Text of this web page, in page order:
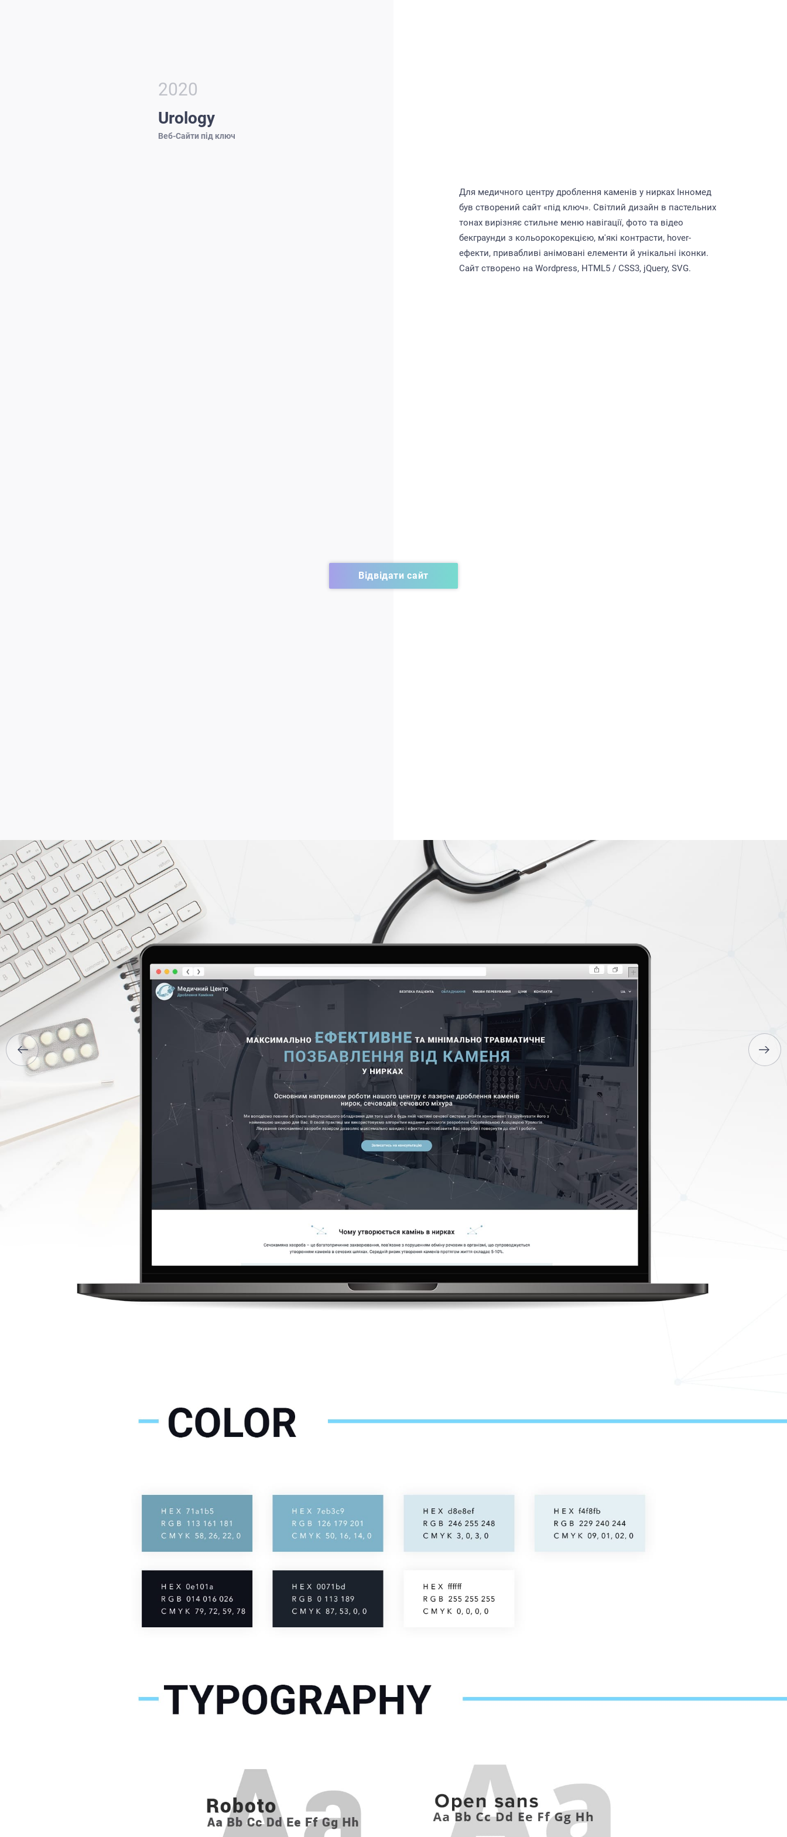
2020
Urology
Веб-Сайти під ключ
Для медичного центру дроблення каменів у нирках Інномед
був створений сайт «під ключ». Світлий дизайн в пастельних
тонах вирізняє стильне меню навігації, фото та відео
бекграунди з кольорокорекцією, м'які контрасти, hover-
ефекти, привабливі анімовані елементи й унікальні іконки.
Сайт створено на Wordpress, HTML5 / CSS3, jQuery, SVG.
Відвідати сайт
ПОСЛУГИ
ПОРТФОЛІО
БРИФИ
КАР’ЄРА
БЛОГ
КОНТАКТИ